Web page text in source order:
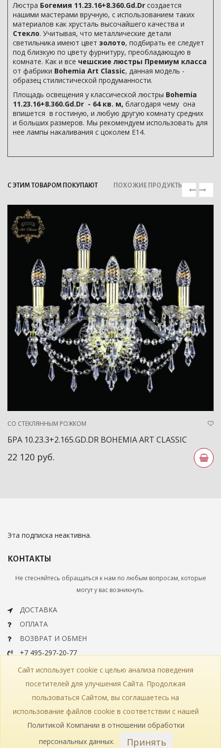
Люстра Богемия 11.23.16+8.360.Gd.Dr создается
нашими мастерами вручную, с использованием таких
материалов как хрусталь высочайшего качества и
Стекло. Учитывая, что металлические детали
светильника имеют цвет золото, подбирать ее следует
под близкую по цвету фурнитуру, преобладающую в
комнате. Как и все чешские люстры Премиум класса
от фабрики Bohemia Art Classic, данная модель -
образец стилистической продуманности.
Площадь освещения у классической люстры Bohemia
11.23.16+8.360.Gd.Dr - 64 кв. м, благодаря чему она
впишется в гостиную, и любую другую комнату средних
и больших размеров. Мы рекомендуем использовать для
нее лампы накаливания с цоколем E14.
С ЭТИМ ТОВАРОМ ПОКУПАЮТ ПОХОЖИЕ ПРОДУКТЫ
СО СТЕКЛЯННЫМ РОЖКОМ
БРА 10.23.3+2.165.GD.DR BOHEMIA ART CLASSIC
22 120 руб.
Эта подписка неактивна.
КОНТАКТЫ
Не стесняйтесь обращаться к нам по любым вопросам, которые
могут у вас возникнуть.
ДОСТАВКА
ОПЛАТА
ВОЗВРАТ И ОБМЕН
+7 495-297-20-77
info@bohemiaartclassic.ru
СКАЧАТЬ КАТАЛОГ
КАТАЛОГ
ПОЛИТИКА КОНФИДЕНЦИАЛЬНОСТИ
СТАТЬИ
ПРОИЗВОДСТВО
© 2018—2026 Bohemia Art Classic
Сайт использует cookie с целью анализа поведения
посетителей для улучшения Сайта. Продолжая
пользоваться Сайтом, вы соглашаетесь на
использование файлов cookie в соответствии с нашей
Политикой Компании в отношении обработки
персональных данных. Принять